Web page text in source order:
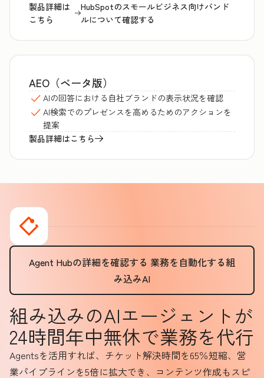
製品詳細は
こちら
HubSpotのスモールビジネス向けバンド
ルについて確認する
AEO（ベータ版）
AIの回答における自社ブランドの表示状況を確認
AI検索でのプレゼンスを高めるためのアクションを
提案
製品詳細はこちら
Agent Hubの詳細を確認する 業務を自動化する組
み込みAI
組み込みのAIエージェントが
24時間年中無休で業務を代行
Agentsを活用すれば、チケット解決時間を65％短縮、営
業パイプラインを5倍に拡大でき、コンテンツ作成もスピ